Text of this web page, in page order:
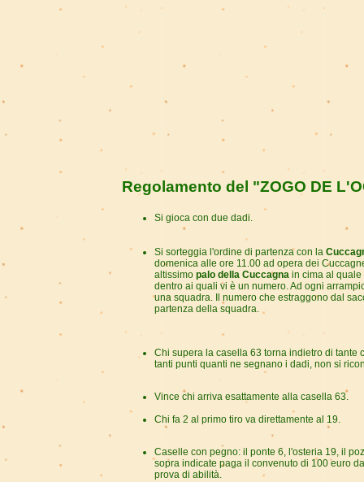
Regolamento del "ZOGO DE
Si gioca con due dadi.
Si sorteggia l'ordine di partenza con la
domenica alle ore 11.00 ad opera dei
altissimo palo della Cuccagna in cima al
dentro ai quali vi è un numero. Ad ogni
una squadra. Il numero che estraggono dal
partenza della squadra.
Chi supera la casella 63 torna indietro di tante
tanti punti quanti ne segnano i dadi, non si
Vince chi arriva esattamente alla casella 63.
Chi fa 2 al primo tiro va direttamente al 19.
Caselle con pegno: il ponte 6, l'osteria 19, il
sopra indicate paga il convenuto di 100 euro
prova di abilità.